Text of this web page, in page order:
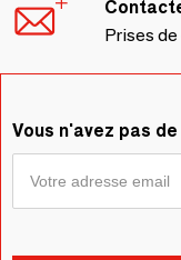
Prises
Vous n'avez pas